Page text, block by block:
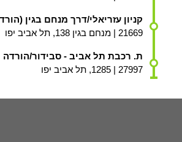
קניון עזריאלי/דרך מנחם בגין
21669 | מנחם בגין 138, תל אביב יפו
ת. רכבת תל אביב - סבידור/הורדה
27997 | 1285, תל אביב יפו